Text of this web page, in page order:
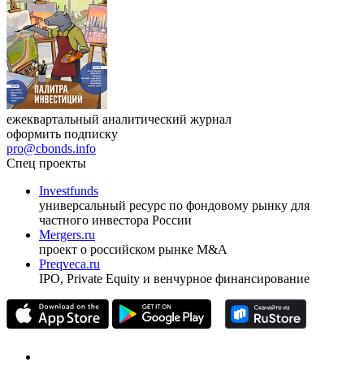
ежеквартальный аналитический журнал
оформить подписку
pro@cbonds.info
Спец проекты
Investfunds
универсальный ресурс по фондовому рынку для
частного инвестора России
Mergers.ru
проект о российском рынке M&A
Preqveca.ru
IPO, Private Equity и венчурное финансирование